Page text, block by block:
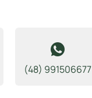
(48) 991506677